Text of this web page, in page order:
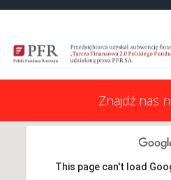
Znajdź nas
This page can't load